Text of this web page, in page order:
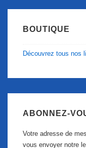
BOUTIQUE
Découvrez tous nos
ABONNEZ-
Votre adresse de
vous envoyer notre